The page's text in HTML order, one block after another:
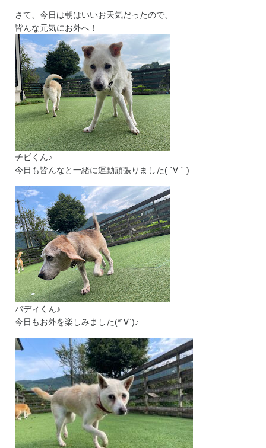
さて、今日は朝はいいお天気だったので、
皆んな元気にお外へ！
チビくん♪
今日も皆んなと一緒に運動頑張りました( ´∀｀)
バディくん♪
今日もお外を楽しみました(*´∀`)♪